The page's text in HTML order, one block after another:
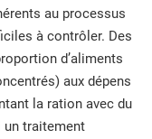
au processus
à contrôler. Des
d’aliments
aux dépens
la ration avec du
un traitement